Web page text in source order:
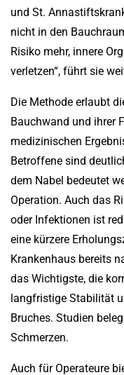
und St.
nicht in den
Risiko mehr, innere
verletzen“, führt sie
Die Methode erlaubt
Bauchwand und ihrer
medizinischen
Betroffene sind
dem Nabel bedeutet
Operation. Auch das
oder Infektionen ist
eine kürzere
Krankenhaus bereits
das Wichtigste, die
langfristige Stabilität
Bruches. Studien
Schmerzen.
Auch für Operateure